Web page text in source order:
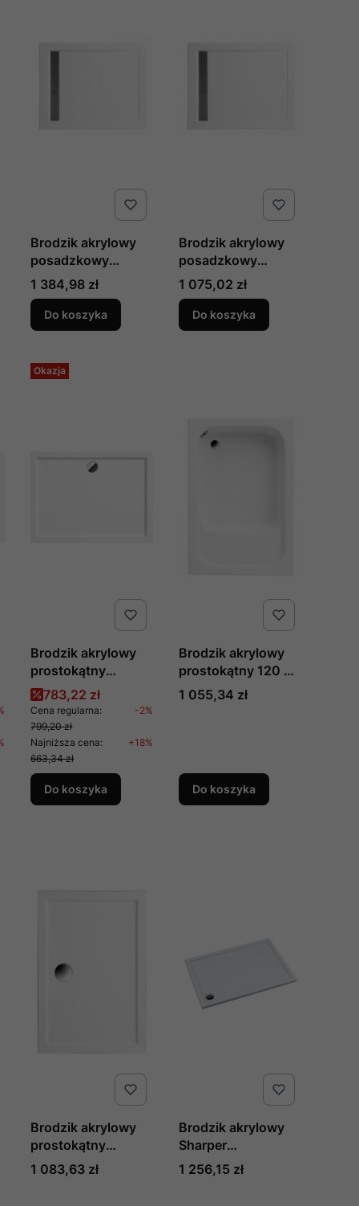
Brodzik akrylowy
posadzkowy
prostokątny z
rusztem WEST
®140 x 80 x 3 cm
produkcji Polimat
Cena
1 384,98 zł
Do koszyka
Brodzik akrylowy
posadzkowy
prostokątny z
rusztem WEST®
100 x 80 x 3 cm
produkcji Polimat
Cena
1 075,02 zł
Do koszyka
Okazja
Brodzik akrylowy
prostokątny
100x90 cm
JASMIN, nr kat.
KGJ_045B,
producent Deante
Cena promocyjna
783,22 zł
Cena regularna:
799,20 zł
-2%
Najniższa cena:
663,34 zł
+18%
Do koszyka
Brodzik akrylowy
prostokątny 120 x
80 x 26 cm z
siedziskiem RONI
Cena
1 055,34 zł
Do koszyka
Brodzik akrylowy
prostokątny
kompaktowy
GOLIAT 120 x 80 x
Cena
1 083,63 zł
Brodzik akrylowy
Sharper
100x120x4,5 cm,
prostokątny z
Cena
1 256,15 zł